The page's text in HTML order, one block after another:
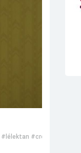
#lélektan #creepyshake